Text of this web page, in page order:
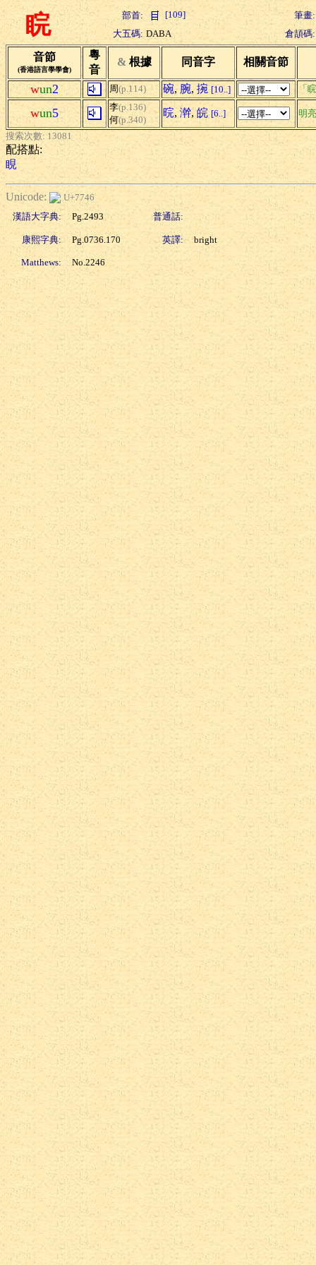
睆 部首: [109]
筆畫:
大五碼: DABA 倉頡碼:
音節
(香港語言學學會)
粵
音
& 根據 同音字 相關音節
wun2 周(p.114) 碗, 腕, 捥 [10..] 「
wun5 李(p.136)
何(p.340)
晥, 澣, 皖 [6..] 明亮
搜索次數: 13081
配搭點:
睍
Unicode:
U+7746
漢語大字典:
Pg.2493 普通話:
康熙字典: Pg.0736.170 英譯: bright
Matthews: No.2246